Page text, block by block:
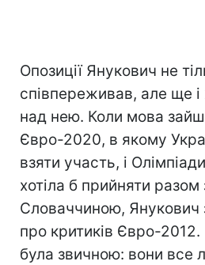
Опозиції Янукович не
співпереживав, але ще
над нею. Коли мова
Євро-2020, в якому
взяти участь, і
хотіла б прийняти
Словаччиною, Янукович
про критиків Євро-2012.
була звичною: вони все